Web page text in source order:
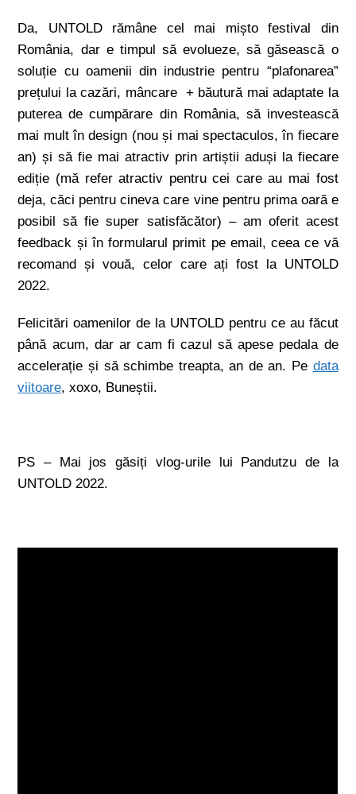
Da, UNTOLD rămâne cel mai mișto festival din
România, dar e timpul să evolueze, să găsească o
soluție cu oamenii din industrie pentru “plafonarea”
prețului la cazări, mâncare + băutură mai adaptate la
puterea de cumpărare din România, să investească
mai mult în design (nou și mai spectaculos, în fiecare
an) și să fie mai atractiv prin artiștii aduși la fiecare
ediție (mă refer atractiv pentru cei care au mai fost
deja, căci pentru cineva care vine pentru prima oară e
posibil să fie super satisfăcător) – am oferit acest
feedback și în formularul primit pe email, ceea ce vă
recomand și vouă, celor care ați fost la UNTOLD
2022.
Felicitări oamenilor de la UNTOLD pentru ce au făcut
până acum, dar ar cam fi cazul să apese pedala de
accelerație și să schimbe treapta, an de an. Pe data
viitoare, xoxo, Buneștii.
PS – Mai jos găsiți vlog-urile lui Pandutzu de la
UNTOLD 2022.